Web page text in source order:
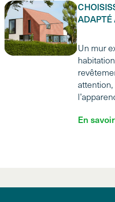
ADAPTÉ
Un mur
En